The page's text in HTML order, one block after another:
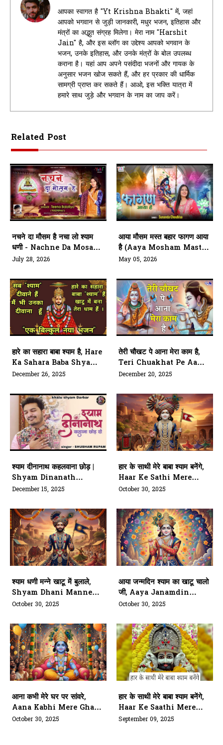
आपका स्वागत है "Yt Krishna Bhakti" में, जहां
आपको भगवान से जुड़ी जानकारी, मधुर भजन, इतिहास और
मंत्रों का अद्भुत संग्रह मिलेगा। मेरा नाम "Harshit
Jain" है, और इस ब्लॉग का उद्देश्य आपको भगवान के
भजन, उनके इतिहास, और उनके मंत्रों के बोल उपलब्ध
कराना है। यहां आप अपने पसंदीदा भजनों और गायक के
अनुसार भजन खोज सकते हैं, और हर प्रकार की धार्मिक
सामग्री प्राप्त कर सकते हैं। आओ, इस भक्ति यात्रा में
हमारे साथ जुड़े और भगवान के नाम का जाप करें।
Related Post
नचने दा मौसम है नचा लो श्याम
धणी - Nachne Da Mosam
Hai
July 28, 2026
आया मौसम मस्त बहार फागण आया
है (Aaya Mosham Mast
Bahaar Fagan Aaya Hai)
May 05, 2026
हारे का सहारा बाबा श्याम है, Hare
Ka Sahara Baba Shyam
Hai
December 26, 2025
तेरी चौखट पे आना मेरा काम है,
Teri Chuakhat Pe Aana
Mera Kaam Hai
December 20, 2025
श्याम दीनानाथ कहलवाना छोड़ |
Shyam Dinanath
Kahana Chhod Do
December 15, 2025
हार के साथी मेरे बाबा श्याम बनेंगे,
Haar Ke Sathi Mere
Baba Shyam Banenge
October 30, 2025
श्याम धणी मन्ने खाटू में बुलाले,
Shyam Dhani Manne
Khatu Mein Bulale
October 30, 2025
आया जन्मदिन श्याम का खाटू चालो
जी, Aaya Janamdin
Shyam Ka Khatu Chalo
October 30, 2025
आना कभी मेरे घर पर सांवरे,
Aana Kabhi Mere Ghar
Par Sanware
October 30, 2025
हार के साथी मेरे बाबा श्याम बनेंगे,
Haar Ke Saathi Mere
Baba Shyam Banenge
September 09, 2025